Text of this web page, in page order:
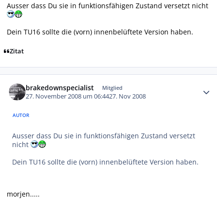
Ausser dass Du sie in funktionsfähigen Zustand versetzt nicht
Dein TU16 sollte die (vorn) innenbelüftete Version haben.
Zitat
brakedownspecialist Mitglied
27. November 2008 um 06:4427. Nov 2008
AUTOR
Ausser dass Du sie in funktionsfähigen Zustand versetzt
nicht
Dein TU16 sollte die (vorn) innenbelüftete Version haben.
morjen.....